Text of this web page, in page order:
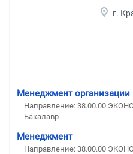
г.
Менеджмент организации
Направление: 38.00.00
Бакалавр
Менеджмент
Направление: 38.00.00